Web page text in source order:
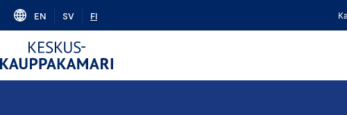
Skip
content
EN SV FI